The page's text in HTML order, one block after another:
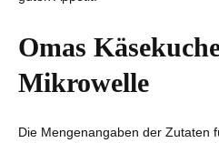
Omas
Mikrowelle
Die Mengenangaben der Zutaten